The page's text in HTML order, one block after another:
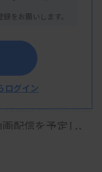
年度診療報酬
臨技Web研修会
配信を予定し、
をお願いします。
ログイン